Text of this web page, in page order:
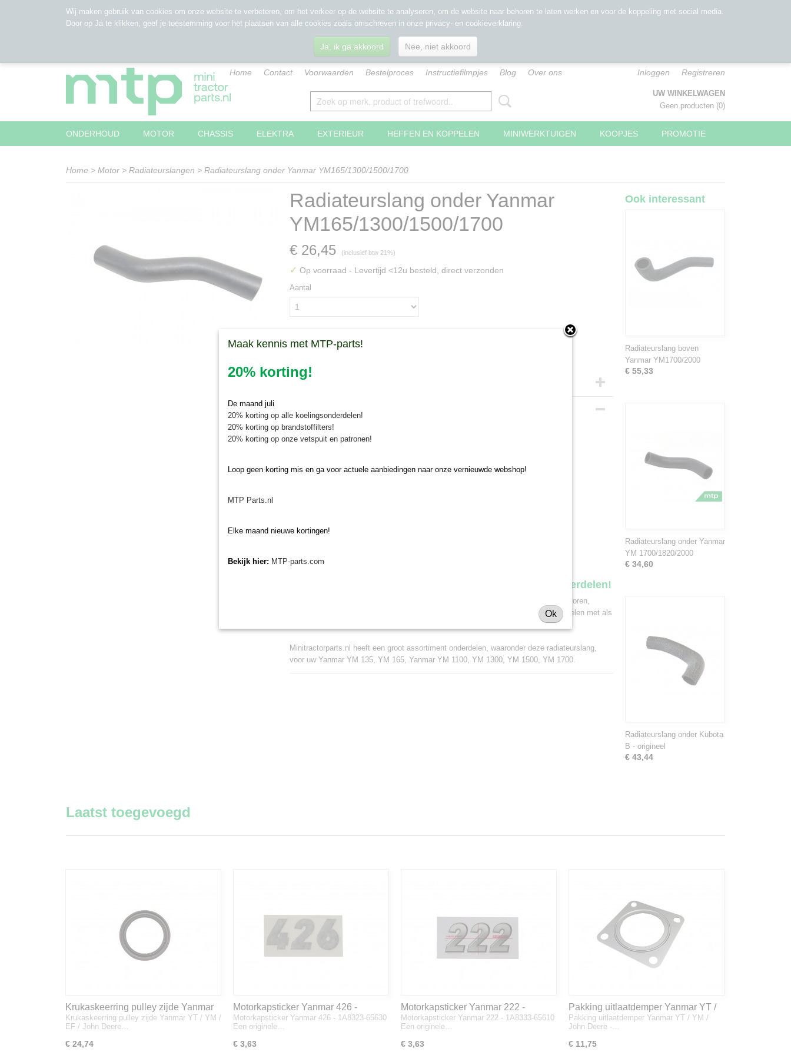
Home Contact Voorwaarden Bestelproces Instructiefilmpjes Blog Over ons Inloggen Registreren
UW WINKELWAGEN
Geen producten (0)
ONDERHOUD MOTOR CHASSIS ELEKTRA EXTERIEUR HEFFEN EN KOPPELEN MINIWERKTUIGEN KOOPJES PROMOTIE
Home > Motor > Radiateurslangen > Radiateurslang onder Yanmar YM165/1300/1500/1700
Radiateurslang onder Yanmar
YM165/1300/1500/1700
€ 26,45 (inclusief btw 21%)
✓ Op voorraad - Levertijd <12u besteld, direct verzonden
Aantal
IN WINKELWAGEN
Specificaties
Radiateurslang onder Yanmar
YM165/1300/1500/1700
Deze radiateurslang is geschikt voor de volgende types:
Yanmar YM1100, YM1300, YM1500, YM1700
Minitractorparts.nl, uw leverancier voor minitrekker onderdelen!
Minitractorparts heeft een groot assortiment onderdelen op het gebied van minitractoren,
miditractoren, compacttractoren en aanbouwwerktuigen. Wij verkopen deze onderdelen met als
specialisme de Japanse minitractormerken Yanmar, Iseki, Kubota en Shibaura.
Minitractorparts.nl heeft een groot assortiment onderdelen, waaronder deze radiateurslang,
voor uw Yanmar YM 135, YM 165, Yanmar YM 1100, YM 1300, YM 1500, YM 1700.
Ook interessant
Radiateurslang boven
Yanmar YM1700/2000
€ 55,33
Radiateurslang onder Yanmar
YM 1700/1820/2000
€ 34,60
Radiateurslang onder Kubota
B - origineel
€ 43,44
Laatst toegevoegd
Krukaskeerring pulley zijde Yanmar
YT / YM / EF / John Deere - 119934-
01800
Krukaskeerring pulley zijde Yanmar YT / YM /
EF / John Deere…
€ 24,74
Motorkapsticker Yanmar 426 -
1A8323-65630
Motorkapsticker Yanmar 426 - 1A8323-65630
Een originele…
€ 3,63
Motorkapsticker Yanmar 222 -
1A8333-65610
Motorkapsticker Yanmar 222 - 1A8333-65610
Een originele…
€ 3,63
Pakking uitlaatdemper Yanmar YT /
YM / John Deere - 128300-13230
Pakking uitlaatdemper Yanmar YT / YM /
John Deere -…
€ 11,75
Wij maken gebruik van cookies om onze website te verbeteren, om het verkeer op de website te analyseren, om de website naar behoren te laten werken en voor de koppeling met social media.
Door op Ja te klikken, geef je toestemming voor het plaatsen van alle cookies zoals omschreven in onze privacy- en cookieverklaring.
Ja, ik ga akkoord Nee, niet akkoord
Maak kennis met MTP-parts!
20% korting!
De maand juli
20% korting op alle koelingsonderdelen!
20% korting op brandstoffilters!
20% korting op onze vetspuit en patronen!
Loop geen korting mis en ga voor actuele aanbiedingen naar onze vernieuwde webshop!
MTP Parts.nl
Elke maand nieuwe kortingen!
Bekijk hier: MTP-parts.com
Ok